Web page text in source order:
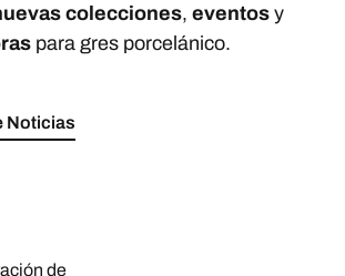
colecciones, eventosy
para gres porcelánico.
Noticias
de